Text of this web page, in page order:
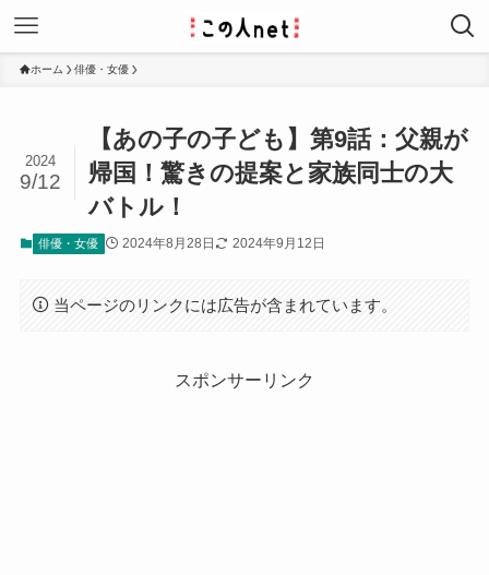
ホーム 俳優・女優
【あの子の子ども】第9話：父親が
帰国！驚きの提案と家族同士の大
バトル！
2024
9/12
俳優・女優 2024年8月28日 2024年9月12日
当ページのリンクには広告が含まれています。
スポンサーリンク